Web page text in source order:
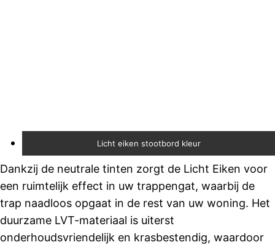
Licht eiken stootbord kleur
Dankzij de neutrale tinten zorgt de Licht Eiken voor
een ruimtelijk effect in uw trappengat, waarbij de
trap naadloos opgaat in de rest van uw woning. Het
duurzame LVT-materiaal is uiterst
onderhoudsvriendelijk en krasbestendig, waardoor